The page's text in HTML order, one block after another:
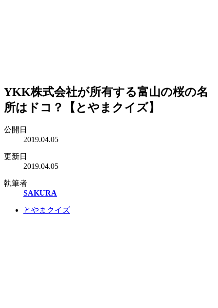
YKK株式会社が所有する富山の桜の名
所はドコ？【とやまクイズ】
公開日
2019.04.05
更新日
2019.04.05
執筆者
SAKURA
とやまクイズ